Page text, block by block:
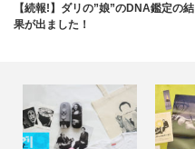
【続報!】ダリの”娘”のDNA鑑定の結
果が出ました！